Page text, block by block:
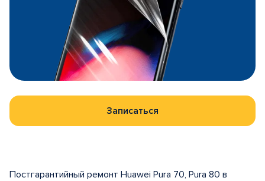
Записаться
Постгарантийный ремонт Huawei Pura 70, Pura 80 в